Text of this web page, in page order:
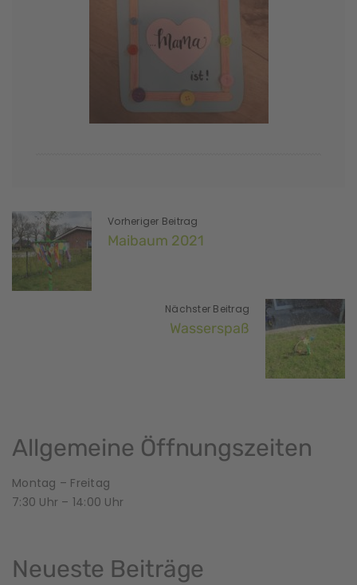
Vorheriger Beitrag
Maibaum 2021
Nächster Beitrag
Wasserspaß
Allgemeine Öffnungszeiten
Montag – Freitag
7:30 Uhr – 14:00 Uhr
Neueste Beiträge